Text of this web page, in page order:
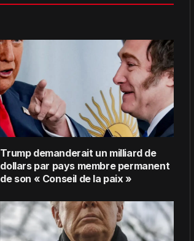
Trump demanderait un milliard de
dollars par pays membre permanent
de son « Conseil de la paix »